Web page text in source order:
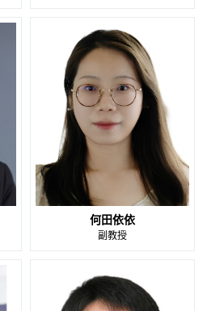
何田依依
副教授